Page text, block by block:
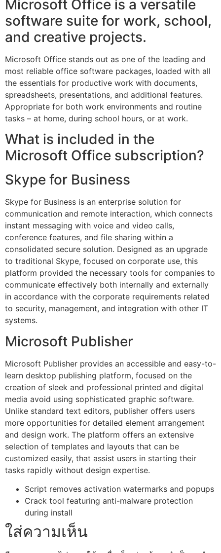
Microsoft Office is a versatile
software suite for work, school,
and creative projects.
Microsoft Office stands out as one of the leading and
most reliable office software packages, loaded with all
the essentials for productive work with documents,
spreadsheets, presentations, and additional features.
Appropriate for both work environments and routine
tasks – at home, during school hours, or at work.
What is included in the
Microsoft Office subscription?
Skype for Business
Skype for Business is an enterprise solution for
communication and remote interaction, which connects
instant messaging with voice and video calls,
conference features, and file sharing within a
consolidated secure solution. Designed as an upgrade
to traditional Skype, focused on corporate use, this
platform provided the necessary tools for companies to
communicate effectively both internally and externally
in accordance with the corporate requirements related
to security, management, and integration with other IT
systems.
Microsoft Publisher
Microsoft Publisher provides an accessible and easy-to-
learn desktop publishing platform, focused on the
creation of sleek and professional printed and digital
media avoid using sophisticated graphic software.
Unlike standard text editors, publisher offers users
more opportunities for detailed element arrangement
and design work. The platform offers an extensive
selection of templates and layouts that can be
customized easily, that assist users in starting their
tasks rapidly without design expertise.
Script removes activation watermarks and popups
Crack tool featuring anti-malware protection
during install
ใส่ความเห็น